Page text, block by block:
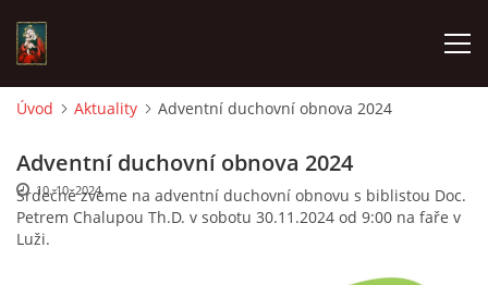
ŽIVÉ VYSÍLÁNÍ
Úvod Aktuality Adventní duchovní obnova 2024
Adventní duchovní obnova 2024
Srdečně zveme na adventní duchovní obnovu s biblistou Doc.
Petrem Chalupou Th.D. v sobotu 30.11.2024 od 9:00 na faře v
Luži.
10. 10. 2024